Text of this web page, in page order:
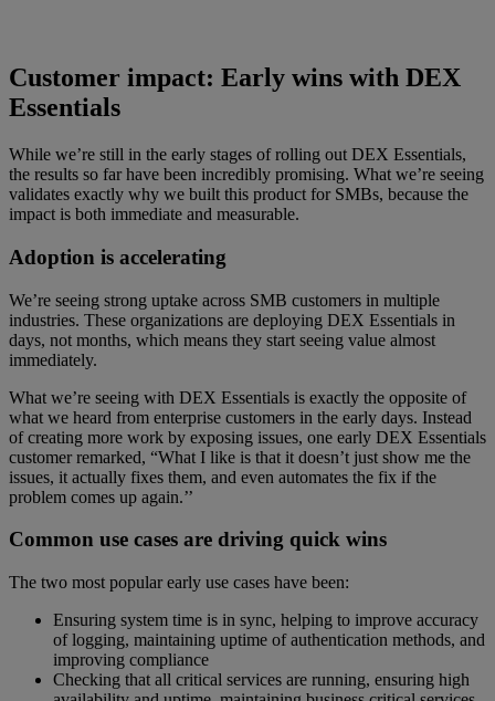
Customer impact: Early wins with DEX
Essentials
While we’re still in the early stages of rolling out DEX Essentials,
the results so far have been incredibly promising. What we’re seeing
validates exactly why we built this product for SMBs, because the
impact is both immediate and measurable.
Adoption is accelerating
We’re seeing strong uptake across SMB customers in multiple
industries. These organizations are deploying DEX Essentials in
days, not months, which means they start seeing value almost
immediately.
What we’re seeing with DEX Essentials is exactly the opposite of
what we heard from enterprise customers in the early days. Instead
of creating more work by exposing issues, one early DEX Essentials
customer remarked, “What I like is that it doesn’t just show me the
issues, it actually fixes them, and even automates the fix if the
problem comes up again.’’
Common use cases are driving quick wins
The two most popular early use cases have been:
Ensuring system time is in sync, helping to improve accuracy
of logging, maintaining uptime of authentication methods, and
improving compliance
Checking that all critical services are running, ensuring high